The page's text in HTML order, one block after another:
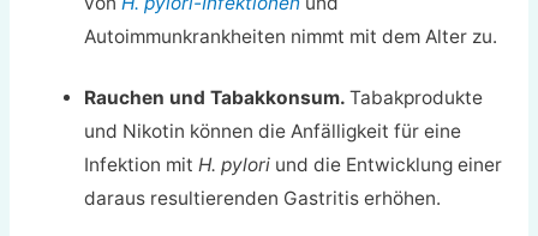
Autoimmunkrankheiten nimmt mit dem Alter zu.
Rauchen und Tabakkonsum.Tabakprodukte
und Nikotin können die Anfälligkeit für eine
Infektion mitH. pylori und die Entwicklung einer
daraus resultierenden Gastritis erhöhen.